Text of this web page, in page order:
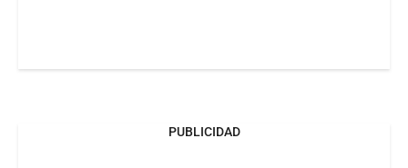
PUBLICIDAD